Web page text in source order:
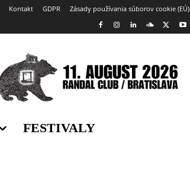
Kontakt GDPR Zásady používania súborov cookie (EÚ)
FESTIVALY